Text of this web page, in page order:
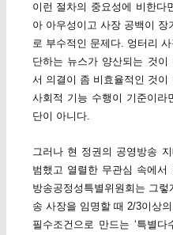
이런 절차의 중요성에 비한다
아 아우성이고 사장 공백이
로 부수적인 문제다. 엉터리
단하는 뉴스가 양산되는 것
서 의결이 좀 비효율적인 것
사회적 기능 수행이 기준이
단이 아니다.
그러나 현 정권의 공영방송
범했고 열렬한 무관심 속에
방송공정성특별위원회는 그
송 사장을 임명할 때 2/3이상
필수조건으로 만드는 ‘특별